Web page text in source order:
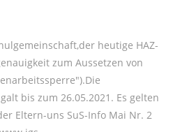
heutige HAZ-
zum Aussetzen von
bis zum 26.05.2021. Es gelten
Eltern-uns SuS-Info Mai Nr. 2